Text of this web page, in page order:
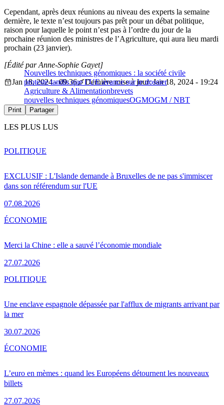
Cependant, après deux réunions au niveau des experts la semaine
dernière, le texte n’est toujours pas prêt pour un débat politique,
raison pour laquelle le point n’est pas à l’ordre du jour de la
prochaine réunion des ministres de l’Agriculture, qui aura lieu mardi
prochain (23 janvier).
Nouvelles techniques génomiques : la société civile
proteste tandis que l’UE avance sur le dossier
[Édité par Anne-Sophie Gayet]
Jan 18, 2024 - 09:36
Dernière mise à jour: Jan 18, 2024 - 19:24
Agriculture & Alimentationbrevets
nouvelles techniques génomiquesOGMOGM / NBT
Print Partager
LES PLUS LUS
EXCLUSIF : L'Islande demande à Bruxelles de ne pas s'immiscer
dans son référendum sur l'UE
07.08.2026
POLITIQUE
Merci la Chine : elle a sauvé l’économie mondiale
27.07.2026
ÉCONOMIE
Une enclave espagnole dépassée par l'afflux de migrants arrivant par
la mer
30.07.2026
POLITIQUE
L’euro en mèmes : quand les Européens détournent les nouveaux
billets
27.07.2026
ÉCONOMIE